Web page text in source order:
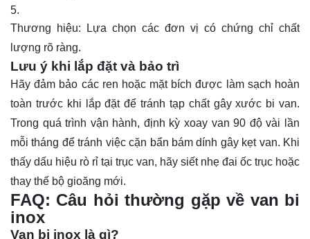
Thương hiệu: Lựa chọn các đơn vị có chứng chỉ chất
lượng rõ ràng.
Lưu ý khi lắp đặt và bảo trì
Hãy đảm bảo các ren hoặc mặt bích được làm sạch hoàn
toàn trước khi lắp đặt để tránh tạp chất gây xước bi van.
Trong quá trình vận hành, định kỳ xoay van 90 độ vài lần
mỗi tháng để tránh việc cặn bẩn bám dính gây kẹt van. Khi
thấy dấu hiệu rò rỉ tại trục van, hãy siết nhẹ đai ốc trục hoặc
thay thế bộ gioăng mới.
FAQ: Câu hỏi thường gặp về van bi
inox
Van bi inox là gì?